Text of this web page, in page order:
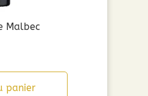
Malbec
panier